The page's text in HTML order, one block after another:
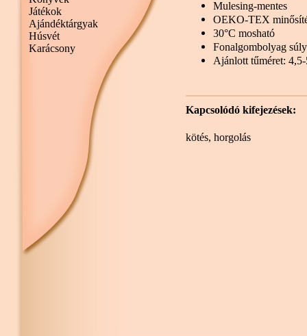
Mulesing-mentes
OEKO-TEX
30°C mosható
Fonalgombolyag
Ajánlott tűméret:
Kapcsolódó kifejezések:
kötés, horgolás
Játékok
Ajándéktárgyak
Húsvét
Karácsony